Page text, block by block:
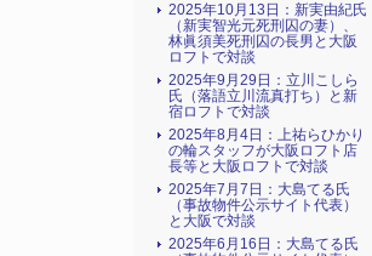
2025年10月13日：新実由紀氏
（新実智光元死刑囚の妻）、
林眞須美死刑囚の長男と大阪
ロフトで対談
2025年9月29日：立川こしら
氏（落語立川流真打ち）と新
宿ロフトで対談
2025年8月4日：上祐らひかり
の輪スタッフが大阪ロフト店
長等と大阪ロフトで対談
2025年7月7日：大島てる氏
（事故物件公示サイト代表）
と大阪で対談
2025年6月16日：大島てる氏